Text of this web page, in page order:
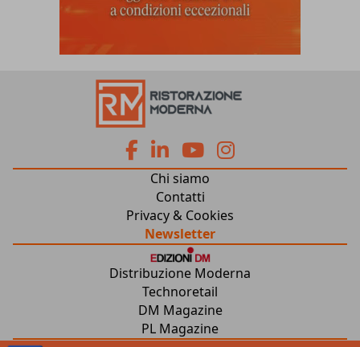
fa
fa-
facebook
fa
fa-
linkedin
fab
fa-
youtube
fab
Chi siamo
Contatti
Privacy & Cookies
Newsletter
Distribuzione Moderna
Technoretail
DM Magazine
PL Magazine